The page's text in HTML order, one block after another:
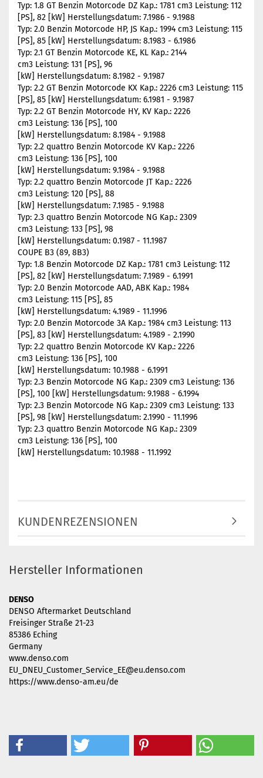
Typ: 1.8 GT Benzin Motorcode DZ Kap.: 1781 cm3 Leistung: 112
[PS], 82 [kW] Herstellungsdatum: 7.1986 - 9.1988
Typ: 2.0 Benzin Motorcode HP, JS Kap.: 1994 cm3 Leistung: 115
[PS], 85 [kW] Herstellungsdatum: 8.1983 - 6.1986
Typ: 2.1 GT Benzin Motorcode KE, KL Kap.: 2144
cm3 Leistung: 131 [PS], 96
[kW] Herstellungsdatum: 8.1982 - 9.1987
Typ: 2.2 GT Benzin Motorcode KX Kap.: 2226 cm3 Leistung: 115
[PS], 85 [kW] Herstellungsdatum: 6.1981 - 9.1987
Typ: 2.2 GT Benzin Motorcode HY, KV Kap.: 2226
cm3 Leistung: 136 [PS], 100
[kW] Herstellungsdatum: 8.1984 - 9.1988
Typ: 2.2 quattro Benzin Motorcode KV Kap.: 2226
cm3 Leistung: 136 [PS], 100
[kW] Herstellungsdatum: 9.1984 - 9.1988
Typ: 2.2 quattro Benzin Motorcode JT Kap.: 2226
cm3 Leistung: 120 [PS], 88
[kW] Herstellungsdatum: 7.1985 - 9.1988
Typ: 2.3 quattro Benzin Motorcode NG Kap.: 2309
cm3 Leistung: 133 [PS], 98
[kW] Herstellungsdatum: 0.1987 - 11.1987
COUPE B3 (89, 8B3)
Typ: 1.8 Benzin Motorcode DZ Kap.: 1781 cm3 Leistung: 112
[PS], 82 [kW] Herstellungsdatum: 7.1989 - 6.1991
Typ: 2.0 Benzin Motorcode AAD, ABK Kap.: 1984
cm3 Leistung: 115 [PS], 85
[kW] Herstellungsdatum: 4.1989 - 11.1996
Typ: 2.0 Benzin Motorcode 3A Kap.: 1984 cm3 Leistung: 113
[PS], 83 [kW] Herstellungsdatum: 4.1989 - 2.1990
Typ: 2.2 quattro Benzin Motorcode KV Kap.: 2226
cm3 Leistung: 136 [PS], 100
[kW] Herstellungsdatum: 10.1988 - 6.1991
Typ: 2.3 Benzin Motorcode NG Kap.: 2309 cm3 Leistung: 136
[PS], 100 [kW] Herstellungsdatum: 9.1988 - 6.1994
Typ: 2.3 Benzin Motorcode NG Kap.: 2309 cm3 Leistung: 133
[PS], 98 [kW] Herstellungsdatum: 2.1990 - 11.1996
Typ: 2.3 quattro Benzin Motorcode NG Kap.: 2309
cm3 Leistung: 136 [PS], 100
[kW] Herstellungsdatum: 10.1988 - 11.1992
KUNDENREZENSIONEN
Hersteller Informationen
DENSO
DENSO Aftermarket Deutschland
Freisinger Straße 21-23
85386 Eching
Germany
www.denso.com
EU_DNEU_Customer_Service_EE@eu.denso.com
https://www.denso-am.eu/de